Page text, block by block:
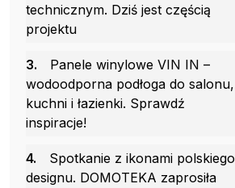
technicznym. Dziś jest częścią
projektu
3.
Panele winylowe VIN IN –
wodoodporna podłoga do salonu,
kuchni i łazienki. Sprawdź
inspiracje!
4.
Spotkanie z ikonami polskiego
designu. DOMOTEKA zaprosiła